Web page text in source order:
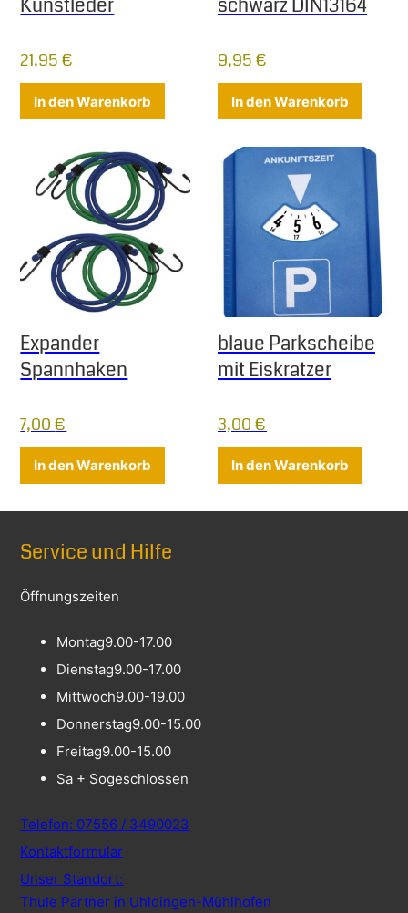
Kunstleder
21,95€
In den Warenkorb
schwarz DIN13164
9,95€
In den Warenkorb
Expander
Spannhaken
7,00€
In den Warenkorb
blaue Parkscheibe
mit Eiskratzer
3,00€
In den Warenkorb
Service und Hilfe
Öffnungszeiten
Montag9.00-17.00
Dienstag9.00-17.00
Mittwoch9.00-19.00
Donnerstag9.00-15.00
Freitag9.00-15.00
Sa + Sogeschlossen
Telefon: 07556 / 3490023
Kontaktformular
Unser Standort:
Thule Partner in Uhldingen-Mühlhofen